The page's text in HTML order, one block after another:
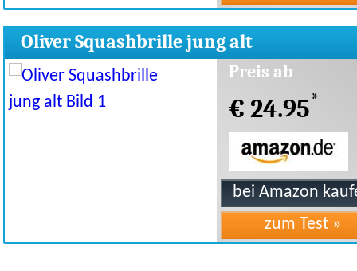
Oliver Squashbrille jung alt
Preis ab
€ 24.95*